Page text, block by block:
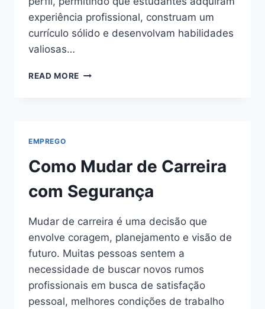
experiência profissional, construam um
currículo sólido e desenvolvam habilidades
valiosas…
READ MORE DICAS
EMPREGO
Como Mudar de Carreira
com Segurança
Mudar de carreira é uma decisão que
envolve coragem, planejamento e visão de
futuro. Muitas pessoas sentem a
necessidade de buscar novos rumos
profissionais em busca de satisfação
pessoal, melhores condições de trabalho